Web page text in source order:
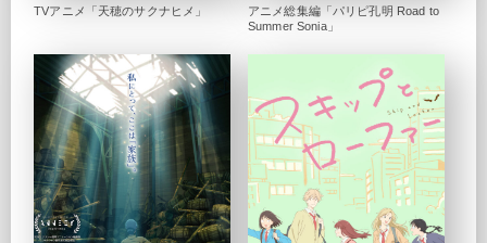
TVアニメ「天穂のサクナヒメ」
アニメ総集編「パリピ孔明 Road to
Summer Sonia」